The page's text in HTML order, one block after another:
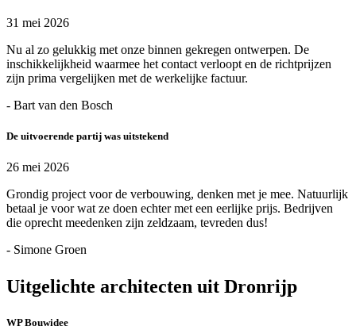
31 mei 2026
Nu al zo gelukkig met onze binnen gekregen ontwerpen. De
inschikkelijkheid waarmee het contact verloopt en de richtprijzen
zijn prima vergelijken met de werkelijke factuur.
- Bart van den Bosch
De uitvoerende partij was uitstekend
26 mei 2026
Grondig project voor de verbouwing, denken met je mee. Natuurlijk
betaal je voor wat ze doen echter met een eerlijke prijs. Bedrijven
die oprecht meedenken zijn zeldzaam, tevreden dus!
- Simone Groen
Uitgelichte architecten uit Dronrijp
WP Bouwidee